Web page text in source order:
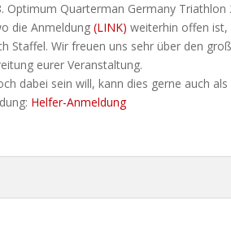
Optimum Quarterman Germany
die Anmeldung (LINK) weiterhin offen ist,
Staffel. Wir freuen uns sehr über den
eurer Veranstaltung.
dabei sein will, kann dies gerne auch
Helfer-Anmeldung